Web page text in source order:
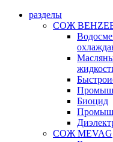
разделы
СОЖ
Биоцид
СОЖ MEVAG